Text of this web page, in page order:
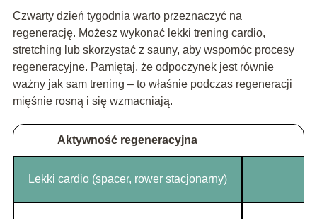
Czwarty dzień tygodnia warto przeznaczyć na
regenerację. Możesz wykonać lekki trening cardio,
stretching lub skorzystać z sauny, aby wspomóc procesy
regeneracyjne. Pamiętaj, że odpoczynek jest równie
ważny jak sam trening – to właśnie podczas regeneracji
mięśnie rosną i się wzmacniają.
Aktywność regeneracyjna
Lekki cardio (spacer, rower stacjonarny)